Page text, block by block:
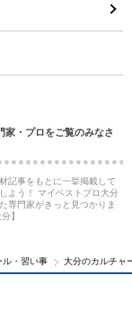
家・プロをご覧のみなさ
記事をもとに一挙掲載して
よう！ マイベストプロ大分
専門家がきっと見つかりま
】
ル・習い事 大分のカルチャ